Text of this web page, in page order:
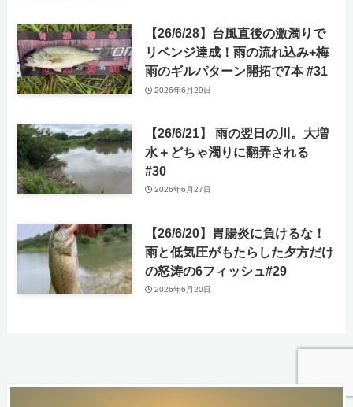
【26/6/28】台風直後の激濁りで
リベンジ達成！雨の流れ込み+梅
雨のギルパターン開拓で7本 #31
2026年6月29日
【26/6/21】 雨の翌日の川。大増
水＋どちゃ濁りに翻弄される
#30
2026年6月27日
【26/6/20】胃腸炎に負けるな！
雨と低気圧がもたらした夕方だけ
の怒涛の6フィッシュ#29
2026年6月20日